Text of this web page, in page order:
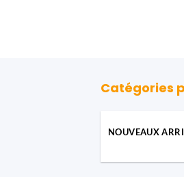
Catégories
NOUVEAUX